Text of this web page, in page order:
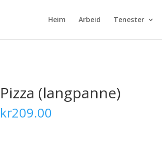
Heim Arbeid Tenester
Pizza (langpanne)
kr209.00